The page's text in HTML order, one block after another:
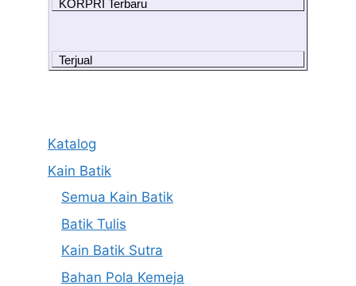
KORPRI Terbaru
Terjual
Katalog
Kain Batik
Semua Kain Batik
Batik Tulis
Kain Batik Sutra
Bahan Pola Kemeja